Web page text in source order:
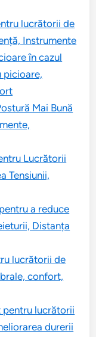
lucrătorii de
Instrumente
în cazul
picioare,
Mai Bună
Lucrătorii
Tensiunii,
a reduce
Distanța
lucrătorii de
confort,
pentru lucrătorii
durerii